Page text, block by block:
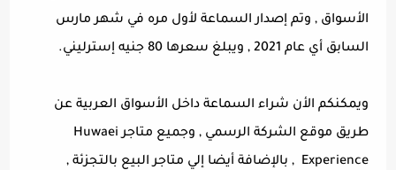
الأسواق , وتم إصدار السماعة لأول مره في شهر مارس
السابق أي عام 2021 , ويبلغ سعرها 80 جنيه إسترليني.
ويمكنكم الأن شراء السماعة داخل الأسواق العربية عن
طريق موقع الشركة الرسمي , وجميع متاجر Huwaei
Experience , بالإضافة أيضا إلي متاجر البيع بالتجزئة ,